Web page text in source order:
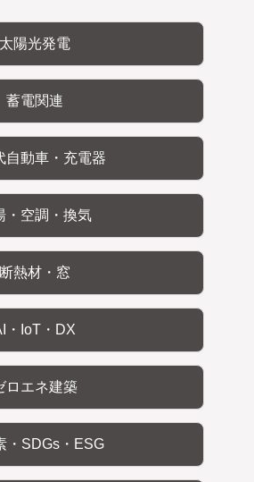
太陽光発電
蓄電関連
自動車・充電器
・空調・換気
断熱材・窓
・IoT・DX
ロエネ建築
・SDGs・ESG